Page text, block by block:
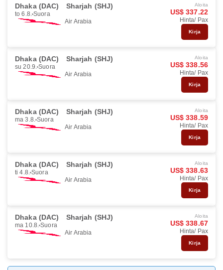
Dhaka (DAC) Sharjah (SHJ)
to 6.8. Suora
Air Arabia
Aloita
US$ 337.22
Hinta/ Pax
Kirja
Dhaka (DAC) Sharjah (SHJ)
su 20.9. Suora
Air Arabia
Aloita
US$ 338.56
Hinta/ Pax
Kirja
Dhaka (DAC) Sharjah (SHJ)
ma 3.8. Suora
Air Arabia
Aloita
US$ 338.59
Hinta/ Pax
Kirja
Dhaka (DAC) Sharjah (SHJ)
ti 4.8. Suora
Air Arabia
Aloita
US$ 338.63
Hinta/ Pax
Kirja
Dhaka (DAC) Sharjah (SHJ)
ma 10.8. Suora
Air Arabia
Aloita
US$ 338.67
Hinta/ Pax
Kirja